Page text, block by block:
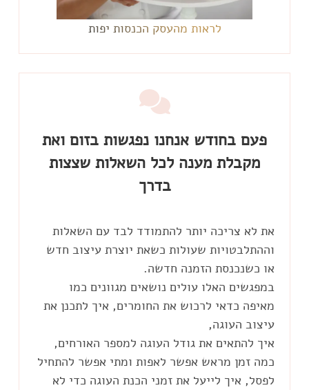
לראות מהעסק הכנסות יפות
פעם בחודש אנחנו נפגשות בזום ואת
מקבלת מענה לכל השאלות שצצות
בדרך
את לא צריכה יותר להתמודד לבד עם השאלות
וההתלבטויות שעולות כשאת יוצרת עיצוב חדש
במפגשים האלו עולים נושאים מגוונים כמו
מאיפה כדאי לרכוש את החומרים, איך לתכנן את
איך להתאים את גודל העוגה למספר האורחים,
כמה זמן מראש אפשר לאפות ומתי אפשר להתחיל
לפסל, איך לייעל את זמני הכנת העוגה כדי לא